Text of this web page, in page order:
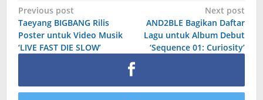
Post
navigation
Previous post
Taeyang BIGBANG Rilis
Poster untuk Video Musik
‘LIVE FAST DIE SLOW’
Next post
AND2BLE Bagikan Daftar
Lagu untuk Album Debut
‘Sequence 01: Curiosity’